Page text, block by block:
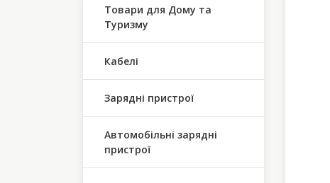
Товари для Дому та
Туризму
Кабелі
Зарядні пристрої
Автомобільні зарядні
пристрої